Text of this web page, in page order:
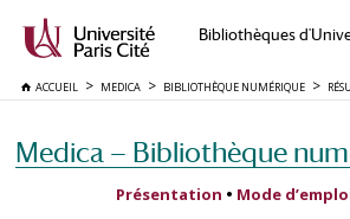
Bibliothèques
ACCUEIL MEDICA BIBLIOTHÈQUE NUMÉRIQUE
Medica — Bibliothèque
Présentation • Mode